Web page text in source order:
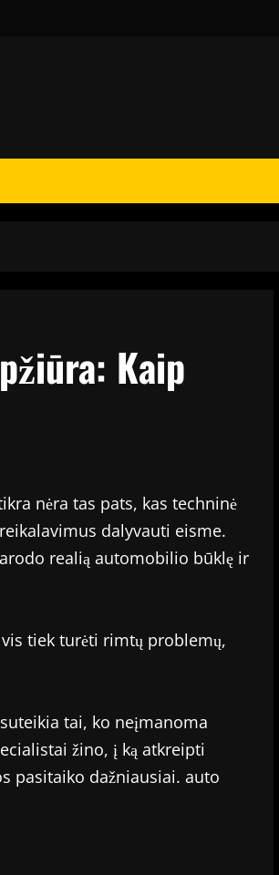
Kaip
nėra tas pats, kas techninė
dalyvauti eisme.
realią automobilio būklę ir
tiek turėti rimtų problemų,
tai, ko neįmanoma
žino, į ką atkreipti
pasitaiko dažniausiai. auto